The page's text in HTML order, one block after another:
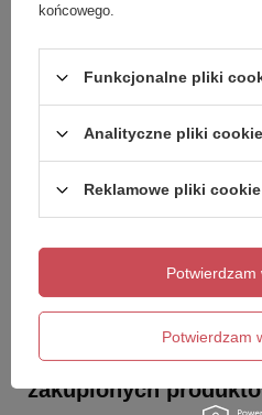
Wizualizacja łazienki
zakupionych
końcowego.
Funkcjonalne pliki
Analityczne pliki cookie
Reklamowe pliki cookie
Potwierdzam
Potwierdzam